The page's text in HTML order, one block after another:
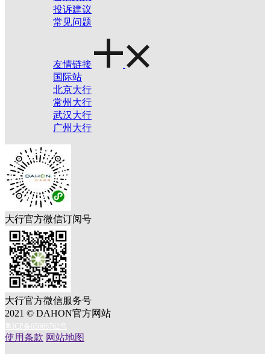
投诉建议
常见问题
友情链接
国际站
北京大行
常州大行
武汉大行
广州大行
大行官方微信订阅号
大行官方微信服务号
2021 © DAHON官方网站
粤ICP备05066762号
使用条款 网站地图